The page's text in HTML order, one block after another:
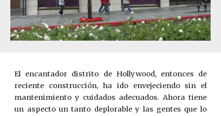
El encantador distrito de Hollywood, entonces de
reciente construcción, ha ido envejeciendo sin el
mantenimiento y cuidados adecuados. Ahora tiene
un aspecto un tanto deplorable y las gentes que lo